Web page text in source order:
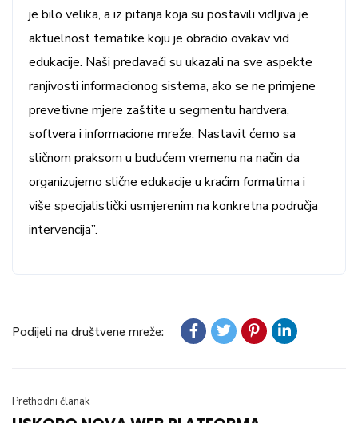
je bilo velika, a iz pitanja koja su postavili vidljiva je
aktuelnost tematike koju je obradio ovakav vid
edukacije. Naši predavači su ukazali na sve aspekte
ranjivosti informacionog sistema, ako se ne primjene
prevetivne mjere zaštite u segmentu hardvera,
softvera i informacione mreže. Nastavit ćemo sa
sličnom praksom u budućem vremenu na način da
organizujemo slične edukacije u kraćim formatima i
više specijalistički usmjerenim na konkretna područja
intervencija”.
Podijeli na društvene mreže:
Prethodni članak